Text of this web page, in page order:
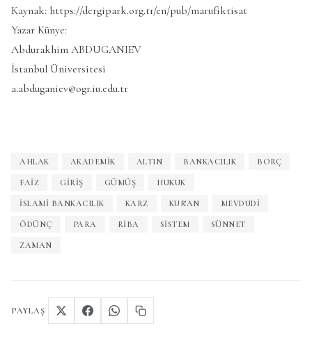
Kaynak: https://dergipark.org.tr/en/pub/marufiktisat
Yazar Künye:
Abdurakhim ABDUGANIEV
İstanbul Üniversitesi
a.abduganiev@ogr.iu.edu.tr
AHLAK AKADEMIK ALTIN BANKACILIK BORÇ
FAIZ GIRIŞ GÜMÜŞ HUKUK
İSLAMI BANKACILIK KARZ KUR'AN MEVDUDI
ÖDÜNÇ PARA RIBA SISTEM SÜNNET
ZAMAN
PAYLAŞ